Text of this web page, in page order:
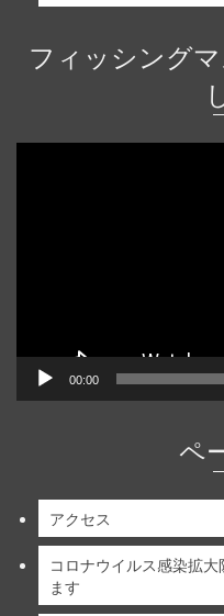
フィッシング
00:00
ペ
アクセス
コロナウイルス感染拡
ます